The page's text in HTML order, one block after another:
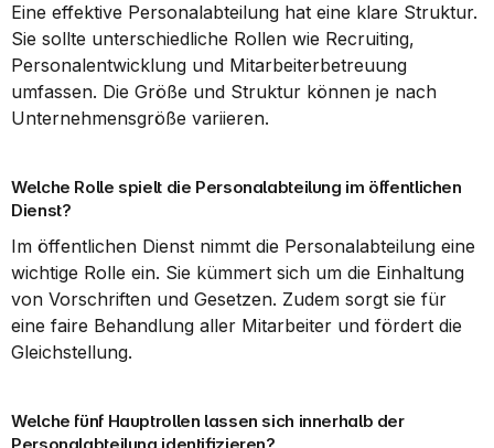
Eine effektive Personalabteilung hat eine klare Struktur.
Sie sollte unterschiedliche Rollen wie Recruiting,
Personalentwicklung und Mitarbeiterbetreuung
umfassen. Die Größe und Struktur können je nach
Unternehmensgröße variieren.
Welche Rolle spielt die Personalabteilung im öffentlichen
Dienst?
Im öffentlichen Dienst nimmt die Personalabteilung eine
wichtige Rolle ein. Sie kümmert sich um die Einhaltung
von Vorschriften und Gesetzen. Zudem sorgt sie für
eine faire Behandlung aller Mitarbeiter und fördert die
Gleichstellung.
Welche fünf Hauptrollen lassen sich innerhalb der